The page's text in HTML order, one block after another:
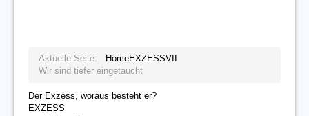
Aktuelle Seite: HomeEXZESSVII
Wir sind tiefer eingetaucht
Der Exzess, woraus besteht er?
EXZESS